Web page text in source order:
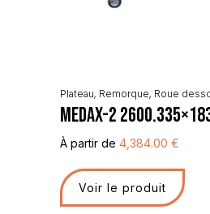
Plateau, Remorque, Roue
Medax-2
À partir de 4,384.00 €
Voir le produit